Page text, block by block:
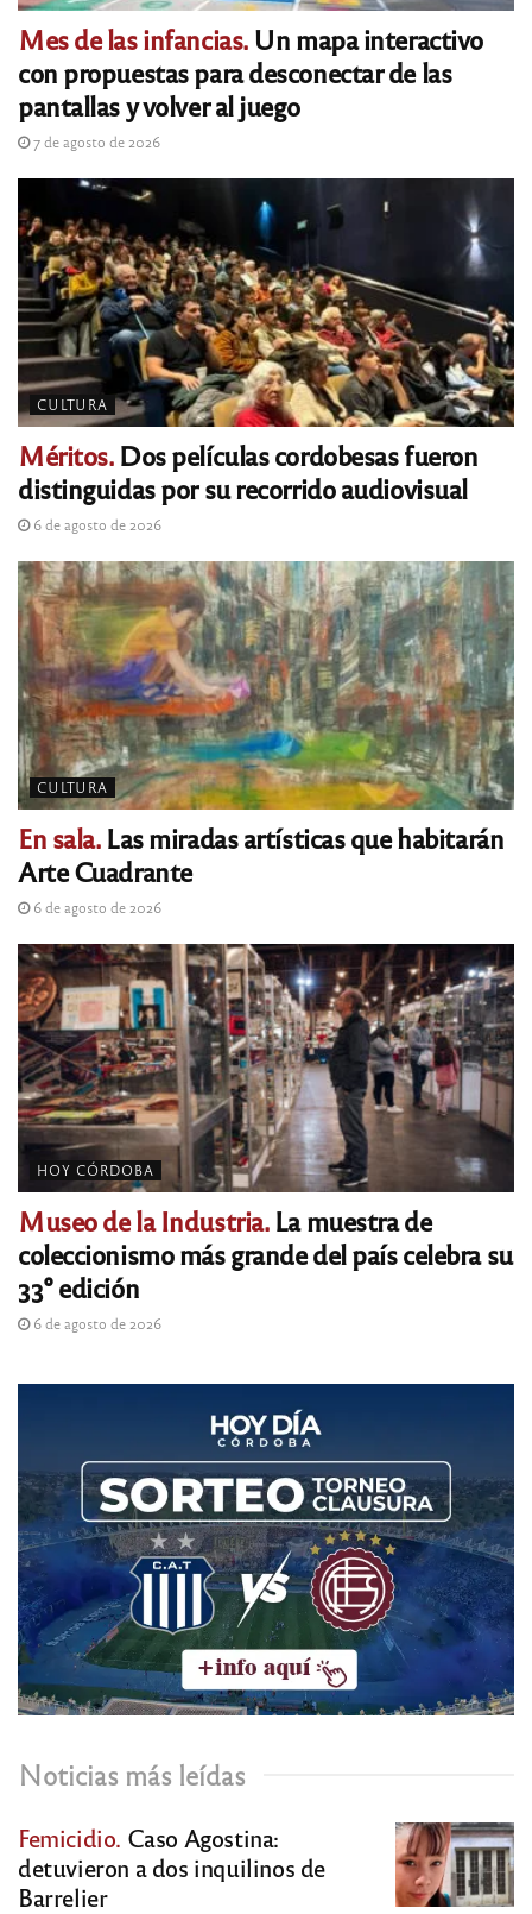
Mes de las infancias.Un mapa interactivo
con propuestas para desconectar de las
pantallas y volver al juego
7 de agosto de 2026
CULTURA
Méritos.Dos películas cordobesas fueron
distinguidas por su recorrido audiovisual
6 de agosto de 2026
CULTURA
En sala.Las miradas artísticas que habitarán
Arte Cuadrante
6 de agosto de 2026
HOY CÓRDOBA
Museo de la Industria.La muestra de
coleccionismo más grande del país celebra su
33° edición
6 de agosto de 2026
Noticias más leídas
Femicidio. Caso Agostina:
detuvieron a dos inquilinos de
Barrelier